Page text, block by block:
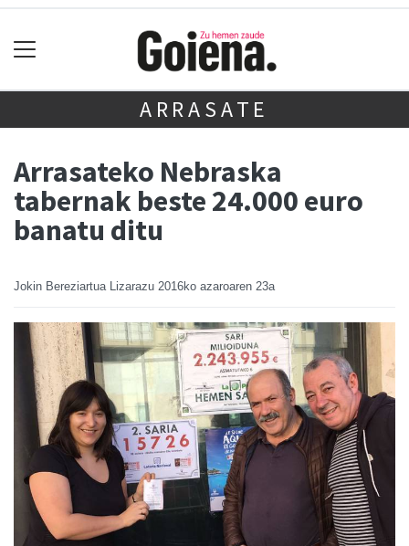
ARRASATE
Arrasateko Nebraska
tabernak beste 24.000 euro
banatu ditu
Jokin Bereziartua Lizarazu 2016ko azaroaren 23a